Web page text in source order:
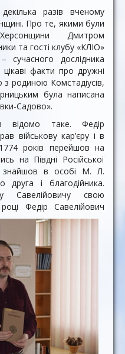
разів вченому
Про те, якими були
Дмитром
та гості клубу «КЛІО»
сучасного дослідника
факти про дружні
з родиною Комстадіусів,
була написана
Садово».
відомо таке. Федір
військову кар’єру і в
років перейшов на
на Півдні Російської
знайшов в особі М. Л.
друга і благодійника.
Савелійовичу свою
Федір Савелійович